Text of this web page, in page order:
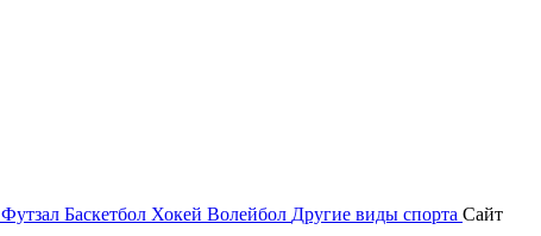
Футзал Баскетбол Хокей Волейбол Другие виды спорта Сайт